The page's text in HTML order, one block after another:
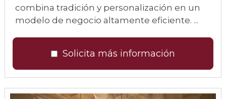
combina tradición y personalización en un
modelo de negocio altamente eficiente. ...
Solicita más información